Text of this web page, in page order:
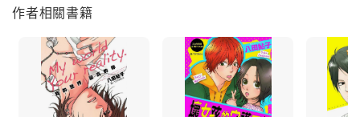
作者相關書籍